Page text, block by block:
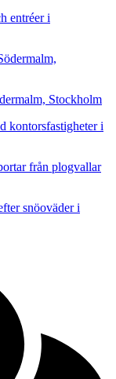
entréer i
Stockholm
kontorsfastigheter i
från plogvallar
snöoväder i